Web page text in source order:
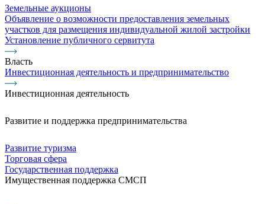
Земельные аукционы
Объявление о возможности предоставления земельных
участков для размещения индивидуальной жилой застройки
Установление публичного сервитута
Власть
Инвестиционная деятельность и предпринимательство
Инвестиционная деятельность
Развитие и поддержка предпринимательства
Развитие туризма
Торговая сфера
Государственная поддержка
Имущественная поддержка СМСП